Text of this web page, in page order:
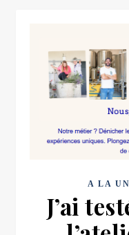
A LA
J’ai